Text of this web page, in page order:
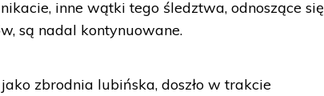
inne wątki tego śledztwa, odnoszące się
są nadal kontynuowane.
zbrodnia lubińska, doszło w trakcie